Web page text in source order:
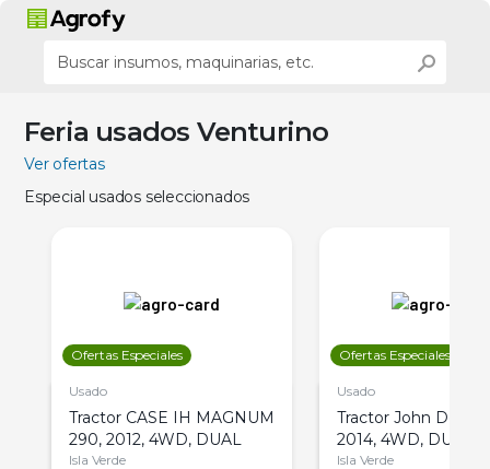
Feria usados Venturino
Ver ofertas
Especial usados seleccionados
Ofertas Especiales
Usado
Tractor CASE IH MAGNUM
290, 2012, 4WD, DUAL
Isla Verde
Ofertas Especiales
Usado
Tractor John Deere
2014, 4WD, DUAL
Isla Verde